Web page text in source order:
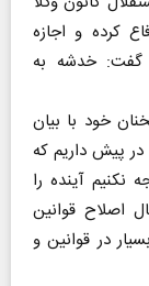
کرده و اجازه
گفت: خدشه به
خود با بیان
پیش داریم که
نکنیم آینده را
اصلاح قوانین
در قوانین و